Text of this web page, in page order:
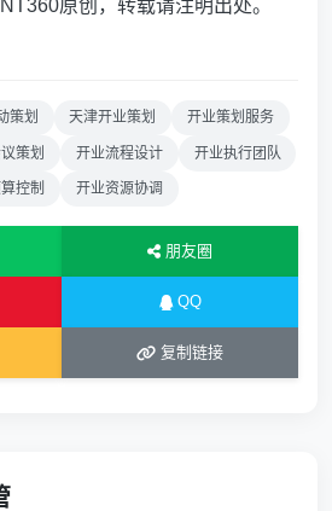
原创，转载请注明出处。
策划 天津开业策划 开业策划服务
策划 开业流程设计 开业执行团队
控制 开业资源协调
朋友圈
QQ
复制链接